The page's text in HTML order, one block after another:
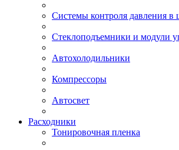
Системы контроля давления в
Стеклоподъемники и модули
Автохолодильники
Компрессоры
Автосвет
Расходники
Тонировочная пленка